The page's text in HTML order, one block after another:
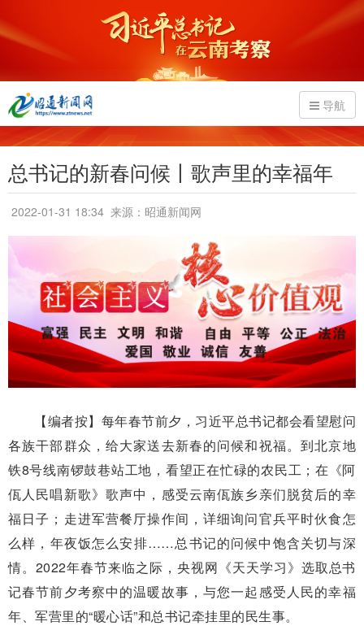
导航
总书记的新春问候丨歌声里的幸福年
2022-01-31 18:34 来源：昭通新闻网
【编者按】每年春节前夕，习近平总书记都会看望慰问
各族干部群众，给大家送去新春的问候和祝福。到北京地
铁8号线南锣鼓巷站工地，看望正在忙碌的农民工；在《阿
佤人民唱新歌》歌声中，感受云南佤族乡亲们脱贫后的幸
福日子；走进军营餐厅操作间，详细询问官兵平时伙食怎
么样，年夜饭怎么安排……总书记的问候中饱含关切与深
情。2022年春节来临之际，央视网《天天学习》选取总书
记春节前夕考察中的温暖故事，与您一起感受人民的幸福
年、军营里的“暖心话”和总书记牵挂里的民生事。